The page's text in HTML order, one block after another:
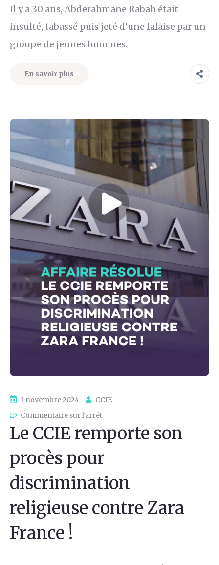
Il y a 30 ans, Abderahmane Rabah était
insulté, tabassé puis jeté d’une falaise par un
groupe de jeunes hommes.
En savoir plus
1 novembre 2024
CCIE
Commentaire sur l'arrêt
Le CCIE remporte son
procès pour
discrimination
religieuse contre Zara
France !